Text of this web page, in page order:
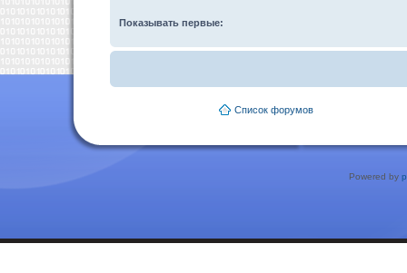
Показывать первые:
Список форумов
Powered by